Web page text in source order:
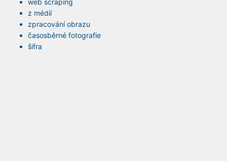
web scraping
z médií
zpracování obrazu
časosběrné fotografie
šifra